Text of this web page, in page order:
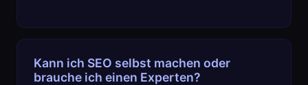
Kann ich SEO selbst machen oder
brauche ich einen Experten?